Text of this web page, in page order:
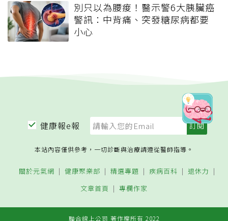
別只以為腰痠！醫示警6大胰臟癌
警訊：中背痛、突發糖尿病都要
小心
健康報e報
本站內容僅供參考，一切診斷與治療請遵從醫師指導。
關於元氣網 健康聚樂部 精選專題 疾病百科
退休力
文章首頁
專欄作家
聯合線上公司 著作權所有 2022